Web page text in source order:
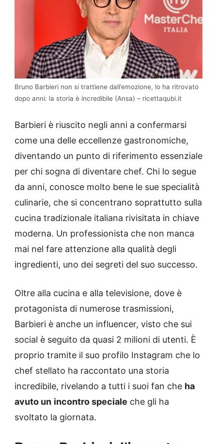
Bruno Barbieri non si trattiene dall’emozione, lo ha ritrovato
dopo anni: la storia è incredibile (Ansa) – ricettaqubi.it
Barbieri è riuscito negli anni a confermarsi
come una delle eccellenze gastronomiche,
diventando un punto di riferimento essenziale
per chi sogna di diventare chef. Chi lo segue
da anni, conosce molto bene le sue specialità
culinarie, che si concentrano soprattutto sulla
cucina tradizionale italiana rivisitata in chiave
moderna. Un professionista che non manca
mai nel fare attenzione alla qualità degli
ingredienti, uno dei segreti del suo successo.
Oltre alla cucina e alla televisione, dove è
protagonista di numerose trasmissioni,
Barbieri è anche un influencer, visto che sui
social è seguito da quasi 2 milioni di utenti. È
proprio tramite il suo profilo Instagram che lo
chef stellato ha raccontato una storia
incredibile, rivelando a tutti i suoi fan che ha
avuto un incontro speciale che gli ha
svoltato la giornata.